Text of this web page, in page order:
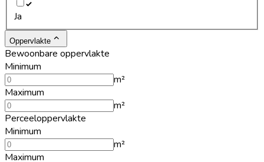
Ja
Oppervlakte
Bewoonbare oppervlakte
Minimum
m²
Maximum
m²
Perceeloppervlakte
Minimum
m²
Maximum